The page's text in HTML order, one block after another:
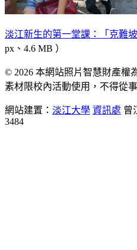
淡江新生的第一堂課：「克難
px、4.6 MB ）
© 2026 本網站照片智慧財產權
素材限校內活動使用，不得從
網站建置： 淡江大學 資訊處 曾
3484